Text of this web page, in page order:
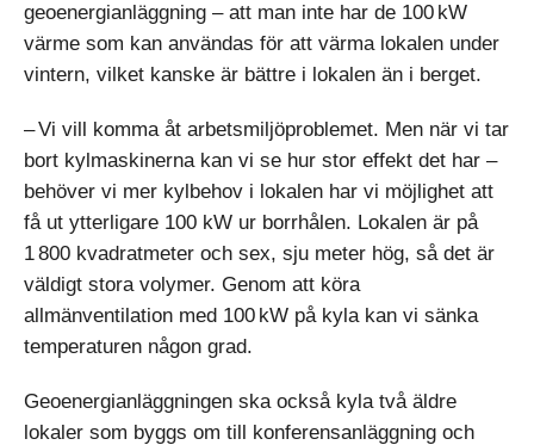
geoenergianläggning – att man inte har de 100 kW
värme som kan användas för att värma lokalen under
vintern, vilket kanske är bättre i lokalen än i berget.
– Vi vill komma åt arbetsmiljö­problemet. Men när vi tar
bort kylmaskinerna kan vi se hur stor effekt det har –
behöver vi mer kylbehov i lokalen har vi möjlighet att
få ut ytterligare 100 kW ur borrhålen. Lokalen är på
1 800 kvadratmeter och sex, sju meter hög, så det är
väldigt stora volymer. Genom att köra
allmänventilation med 100 kW på kyla kan vi sänka
temperaturen någon grad.
Geoenergianläggningen ska också kyla två äldre
lokaler som byggs om till konferensanläggning och